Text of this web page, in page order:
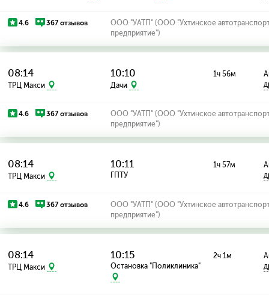
4.6 367 отзывов
ООО "УАТП" (ООО "Ухтинское
предприятие")
08:14
ТРЦ Макси
10:10
Дачи
1ч 56м
4.6 367 отзывов
ООО "УАТП" (ООО "Ухтинское
предприятие")
08:14
ТРЦ Макси
10:11
ГПТУ
1ч 57м
4.6 367 отзывов
ООО "УАТП" (ООО "Ухтинское
предприятие")
08:14
ТРЦ Макси
10:15
Остановка "Поликлиника"
2ч 1м